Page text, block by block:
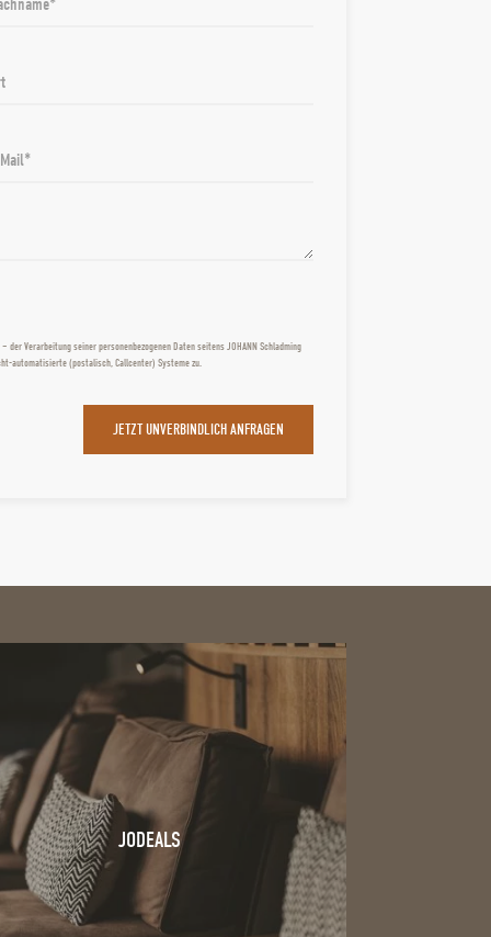
Verarbeitung seiner personenbezogenen Daten seitens JOHANN Schladming
automatisierte (postalisch, Callcenter) Systeme zu.
JETZT UNVERBINDLICH ANFRAGEN
JODEALS